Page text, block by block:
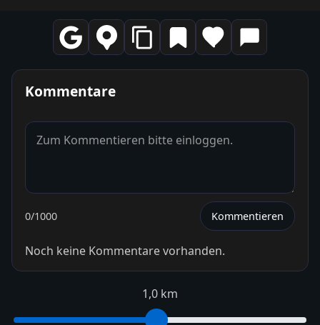
Kommentare
0/1000 Kommentieren
Noch keine Kommentare vorhanden.
1,0 km